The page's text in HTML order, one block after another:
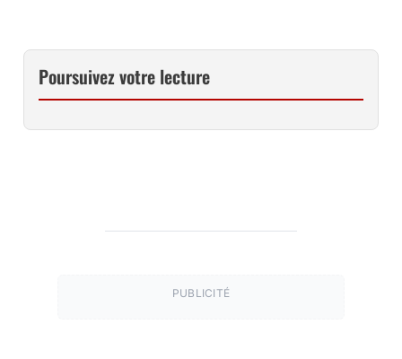
Poursuivez votre lecture
PUBLICITÉ